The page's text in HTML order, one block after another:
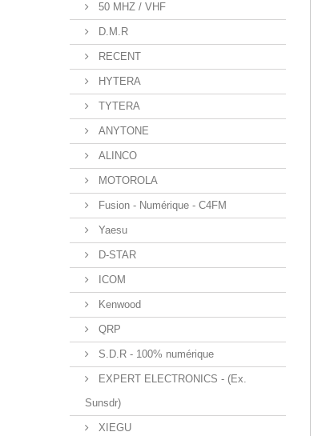
50 MHZ / VHF
D.M.R
RECENT
HYTERA
TYTERA
ANYTONE
ALINCO
MOTOROLA
Fusion - Numérique - C4FM
Yaesu
D-STAR
ICOM
Kenwood
QRP
S.D.R - 100% numérique
EXPERT ELECTRONICS - (Ex.
Sunsdr)
XIEGU